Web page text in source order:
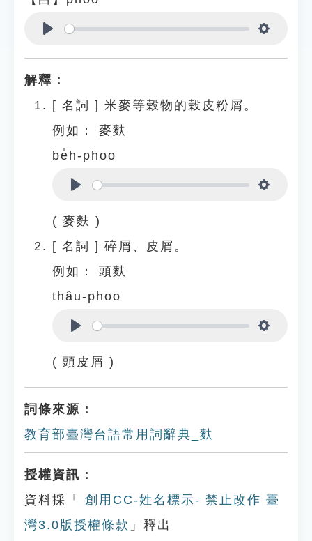
解釋：
[ 名詞 ] 米麥等穀物的穀皮粉屑。
例如：
麥麩
be̍h-phoo
( 麥麩 )
[ 名詞 ] 碎屑、皮屑。
例如：
頭麩
thâu-phoo
( 頭皮屑 )
詞條來源：
教育部臺灣台語常用詞辭典_麩
授權資訊：
資料採「
創用CC-姓名標示- 禁止改作 臺
灣3.0版授權條款 」釋出